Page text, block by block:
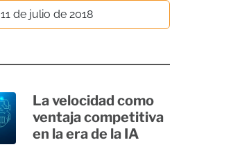
11 de julio de 2018
La velocidad como
ventaja competitiva
en la era de la IA